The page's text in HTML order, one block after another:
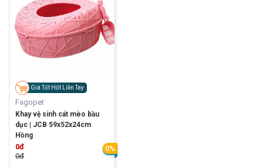
Giá Tốt Hốt Liền Tay
Fagopet
Khay vệ sinh cát mèo bầu
dục | JCB 59x52x24cm
Hồng
0đ
0đ
0%